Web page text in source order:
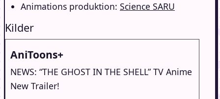
Animations produktion: Science SARU
Kilder
AniToons+
NEWS: “THE GHOST IN THE SHELL” TV Anime
New Trailer!